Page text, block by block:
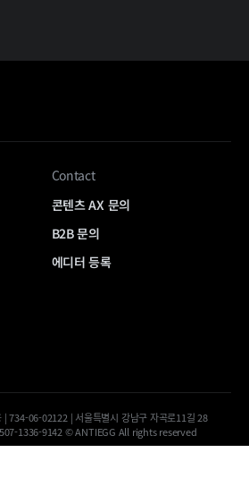
Contact
콘텐츠 AX 문의
B2B 문의
에디터 등록
| 734-06-02122 | 서울특별시 강남구 자곡로11길 28
1336-9142 © ANTIEGG All rights reserved